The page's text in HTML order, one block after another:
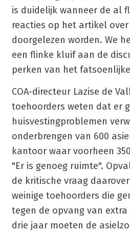
is duidelijk wanneer de al
reacties op het artikel
doorgelezen worden. We
een flinke kluif aan de
perken van het
COA-directeur Lazise de
toehoorders weten dat er
huisvestingproblemen
onderbrengen van 600
kantoor waar voorheen
"Er is genoeg ruimte".
de kritische vraag
weinige toehoorders die
tegen de opvang van extra
drie jaar moeten de